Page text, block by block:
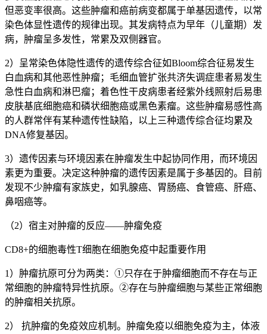
但恶变率很高。这些肿瘤和癌前病变都属于单基因遗传，以常
染色体显性遗传的规律出现。其发病特点为早年（儿童期）发
病，肿瘤呈多发性，常累及双侧器官。
2）呈常染色体隐性遗传的遗传综合征如Bloom综合征易发生
白血病和其他恶性肿瘤；毛细血管扩张共济失调症患者易发生
急性白血病和淋巴瘤；着色性干皮病患者经紫外线照射后易患
皮肤基底细胞癌和磷状细胞癌或黑色素瘤。这些肿瘤易感性高
的人群常伴有某种遗传性缺陷，以上三种遗传综合征均累及
DNA修复基因。
3）遗传因素与环境因素在肿瘤发生中起协同作用，而环境因
素更为重要。决定这种肿瘤的遗传因素是属于多基因的。目前
发现不少肿瘤有家族史，如乳腺癌、胃肠癌、食管癌、肝癌、
鼻咽癌等。
（2）宿主对肿瘤的反应——肿瘤免疫
CD8+的细胞毒性T细胞在细胞免疫中起重要作用
1）肿瘤抗原可分为两类：①只存在于肿瘤细胞而不存在与正
常细胞的肿瘤特异性抗原。②存在与肿瘤细胞与某些正常细胞
的肿瘤相关抗原。
2） 抗肿瘤的免疫效应机制。肿瘤免疫以细胞免疫为主，体液